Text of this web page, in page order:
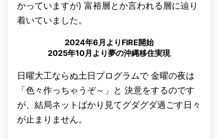
かっていますが) 富裕層とか言われる層に辿り
着いていました。
2024年6月よりFIRE開始
2025年10月より夢の沖縄移住実現
日曜大工ならぬ土日プログラムで 金曜の夜は
「色々作っちゃうぞ～」と 決意をするのです
が、結局ネットばかり見てグダグダ過ごす日々
が止まりません。